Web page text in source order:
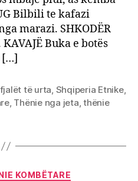
Bilbili te kafazi
marazi. SHKODËR
Buka e botës
[…]
fjalët të urta, Shqiperia Etnike,
, Thënie nga jeta,thënie
Categories
KOMBËTARE